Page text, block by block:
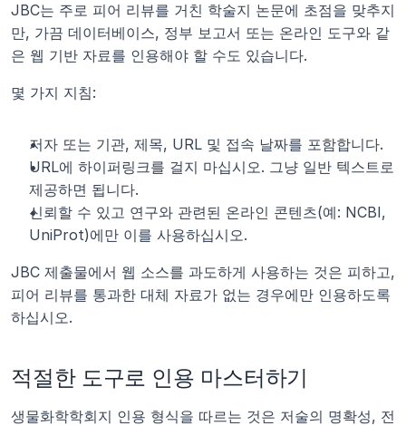
JBC는 주로 피어 리뷰를 거친 학술지 논문에 초점을 맞추지
만, 가끔 데이터베이스, 정부 보고서 또는 온라인 도구와 같
은 웹 기반 자료를 인용해야 할 수도 있습니다.
몇 가지 지침:
저자 또는 기관, 제목, URL 및 접속 날짜를 포함합니다.
URL에 하이퍼링크를 걸지 마십시오. 그냥 일반 텍스트로
제공하면 됩니다.
신뢰할 수 있고 연구와 관련된 온라인 콘텐츠(예: NCBI,
UniProt)에만 이를 사용하십시오.
JBC 제출물에서 웹 소스를 과도하게 사용하는 것은 피하고,
피어 리뷰를 통과한 대체 자료가 없는 경우에만 인용하도록
하십시오.
적절한 도구로 인용 마스터하기
생물화학학회지 인용 형식을 따르는 것은 저술의 명확성, 전